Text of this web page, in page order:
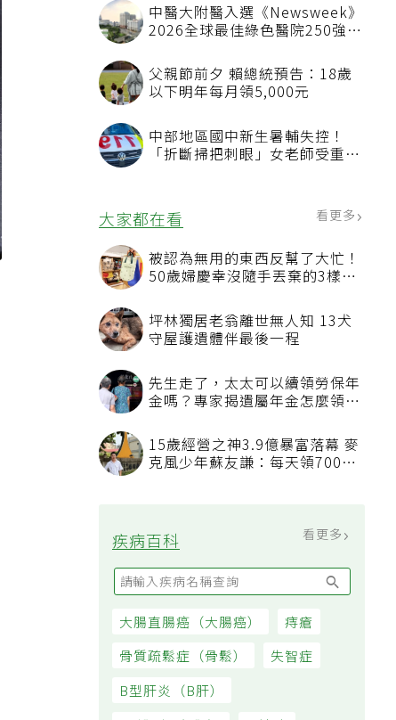
中醫大附醫入選《Newsweek》
2026全球最佳綠色醫院250強
選 四葉績效指標居台灣最佳
父親節前夕 賴總統預告：18歲
以下明年每月領5,000元
中部地區國中新生暑輔失控！
「折斷掃把刺眼」女老師受重傷
大家都在看
被認為無用的東西反幫了大忙！
50歲婦慶幸沒隨手丟棄的3樣物
坪林獨居老翁離世無人知 13犬
守屋護遺體伴最後一程
先生走了，太太可以續領勞保年
看順位還要看資格
15歲經營之神3.9億暴富落幕 麥
疾病百科